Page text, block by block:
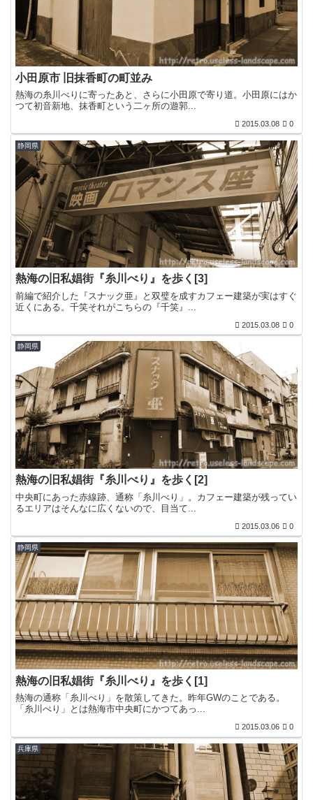
小田原市 旧抹香町の町並み
熱海の糸川べりに寄ったあと、さらに小田原で寄り道。小田原にはか
つて初音新地、抹香町という二ヶ所の遊郭...
2015.03.08 0
静岡県
熱海の旧私娼街『糸川べり』を歩く[3]
前編で紹介した『スナック亜』と双璧を成すカフェー建築が実はすぐ
近くにある。千笑それがこちらの『千笑』...
2015.03.08 0
静岡県
熱海の旧私娼街『糸川べり』を歩く[2]
中央町にあった赤線跡、通称「糸川べり」。カフェー建築が残ってい
るエリアはそんなに広くないので、目当て...
2015.03.06 0
静岡県
熱海の旧私娼街『糸川べり』を歩く[1]
熱海の通称「糸川べり」を散策してきた。昨年GWのことである。
「糸川べり」とは熱海市中央町にかつてあっ...
2015.03.06 0
兵庫県